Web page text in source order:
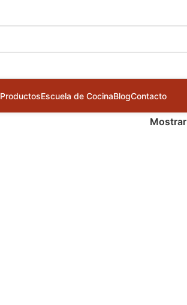
ProductosEscuela de CocinaBlogContacto
Mostrar